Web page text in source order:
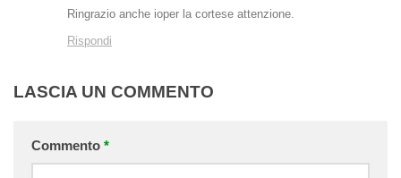
Ringrazio anche ioper la cortese attenzione.
Rispondi
LASCIA UN COMMENTO
Commento *